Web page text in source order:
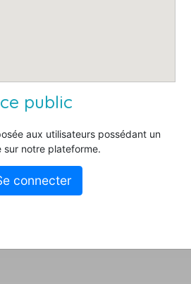
public
aux utilisateurs possédant un
sur notre plateforme.
connecter